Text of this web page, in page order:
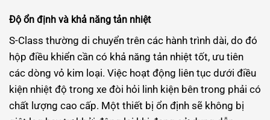
Độ ổn định và khả năng tản nhiệt
S-Class thường di chuyển trên các hành trình dài, do đó
hộp điều khiển cần có khả năng tản nhiệt tốt, ưu tiên
các dòng vỏ kim loại. Việc hoạt động liên tục dưới điều
kiện nhiệt độ trong xe đòi hỏi linh kiện bên trong phải có
chất lượng cao cấp. Một thiết bị ổn định sẽ không bị